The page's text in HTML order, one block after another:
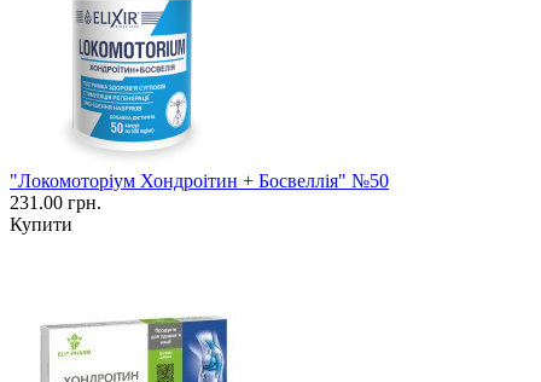
"Локомоторіум Хондроітин + Босвеллія" №50
231.00 грн.
Купити